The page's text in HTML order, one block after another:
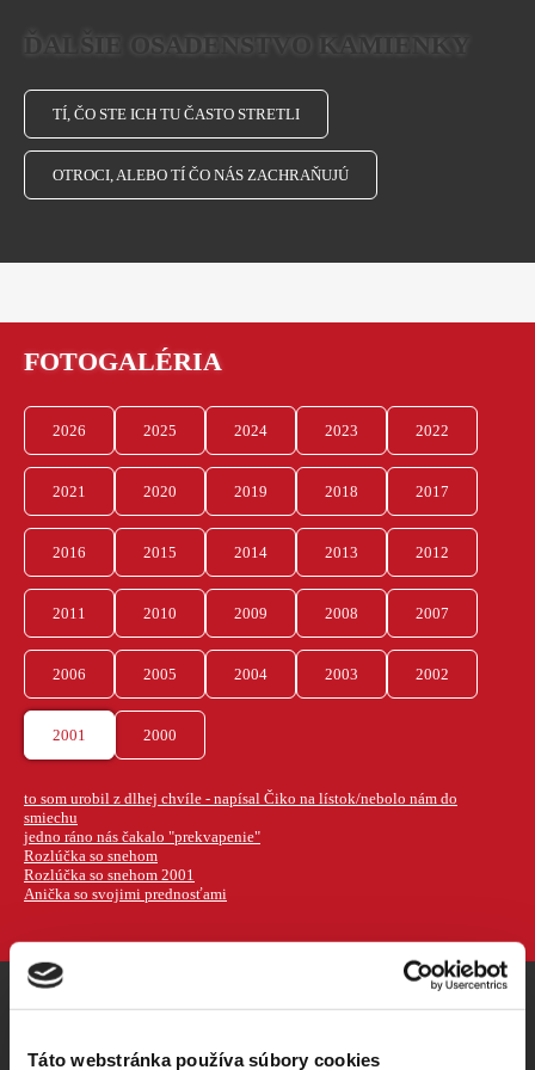
Táto webstránka používa súbory cookies
ĎALŠIE OSADENSTVO KAMIENKY
TÍ, ČO STE ICH TU ČASTO STRETLI
OTROCI, ALEBO TÍ ČO NÁS ZACHRAŇUJÚ
FOTOGALÉRIA
2026 2025 2024 2023 2022
2021 2020 2019 2018 2017
2016 2015 2014 2013 2012
2011 2010 2009 2008 2007
2006 2005 2004 2003 2002
2001 2000
to som urobil z dlhej chvíle - napísal Čiko na lístok/nebolo nám do
smiechu
jedno ráno nás čakalo "prekvapenie"
Rozlúčka so snehom
Rozlúčka so snehom 2001
Anička so svojimi prednosťami
VRCHOLOVÁ KNIHA